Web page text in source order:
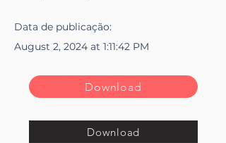
Data de publicação:
August 2, 2024 at 1:11:42 PM
Download
Download